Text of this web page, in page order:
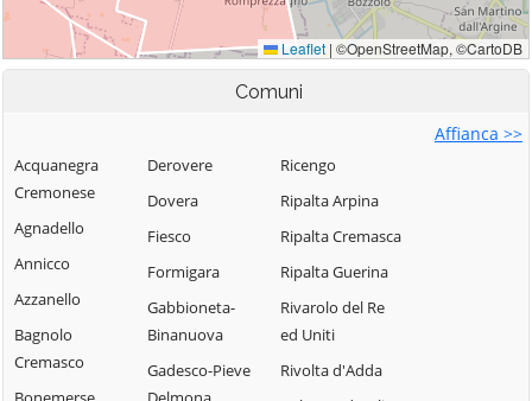
Comuni
Affianca >>
Acquanegra
Cremonese
Agnadello
Annicco
Azzanello
Bagnolo
Cremasco
Derovere
Dovera
Fiesco
Formigara
Gabbioneta-
Binanuova
Gadesco-Pieve
Ricengo
Ripalta Arpina
Ripalta Cremasca
Ripalta Guerina
Rivarolo del Re
ed Uniti
Rivolta d'Adda